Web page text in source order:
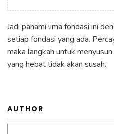
Jadi pahami lima fondasi ini
setiap fondasi yang ada.
maka langkah untuk
yang hebat tidak akan susah.
AUTHOR